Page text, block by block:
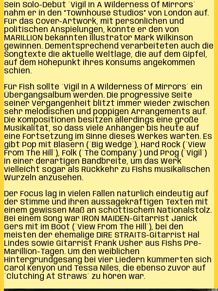
Sein Solo-Debüt ´Vigil In A Wilderness Of Mirrors´
nahm er in den “Townhouse Studios” von London auf.
Für das Cover-Artwork, mit persönlichen und
politischen Anspielungen, konnte er den von
MARILLION bekannten Illustrator Mark Wilkinson
gewinnen. Dementsprechend verarbeiteten auch die
Songtexte die aktuelle Weltlage, die auf dem Gipfel,
auf dem Höhepunkt ihres Konsums angekommen
schien.
Für Fish sollte ´Vigil In A Wilderness Of Mirrors´ ein
Übergangsalbum werden. Die progressive Seite
seiner Vergangenheit blitzt immer wieder zwischen
sehr melodischen und poppigen Arrangements auf.
Die Kompositionen besitzen allerdings eine große
Musikalität, so dass viele Anhänger bis heute auf
eine Fortsetzung im Sinne dieses Werkes warten. Es
gibt Pop mit Bläsern (´Big Wedge´), Hard Rock (´View
From The Hill´), Folk (´The Company´) und Prog (´Vigil´)
in einer derartigen Bandbreite, um das Werk
vielleicht sogar als Rückkehr zu Fishs musikalischen
Wurzeln anzusehen.
Der Focus lag in vielen Fällen natürlich eindeutig auf
der Stimme und ihren aussagekräftigen Texten mit
einem gewissen Maß an schottischem Nationalstolz.
Bei einem Song war IRON MAIDEN-Gitarrist Janick
Gers mit im Boot (´View From The Hill´), bei den
meisten der ehemalige DIRE STRAITS-Gitarrist Hal
Lindes sowie Gitarrist Frank Usher aus Fishs Pre-
Marillion-Tagen. Um den weiblichen
Hintergrundgesang bei vier Liedern kümmerten sich
Carol Kenyon und Tessa Niles, die ebenso zuvor auf
´Clutching At Straws´ zu hören war.